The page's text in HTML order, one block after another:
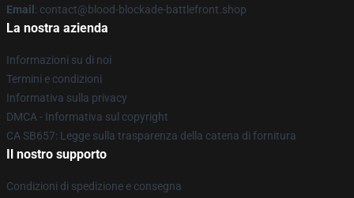
Email : contact@blood-blockade-battlefront.shop
La nostra azienda
Informazioni su di noi
Termini e condizioni
Informativa sulla privacy
DMCA - Informativa sul copyright
CA SB657: Legge sulla trasparenza della catena di fornitura
Il nostro supporto
Condizioni di spedizione e consegna